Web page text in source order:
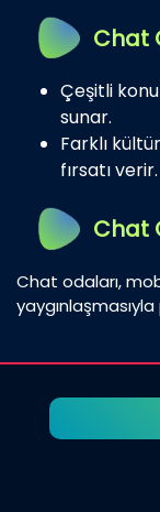
Chat
Çeşitli
sunar.
Farklı
fırsatı verir.
Chat
Chat odaları,